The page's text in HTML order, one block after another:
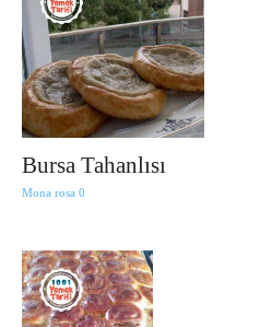
Bursa Tahanlısı
Mona rosa 0